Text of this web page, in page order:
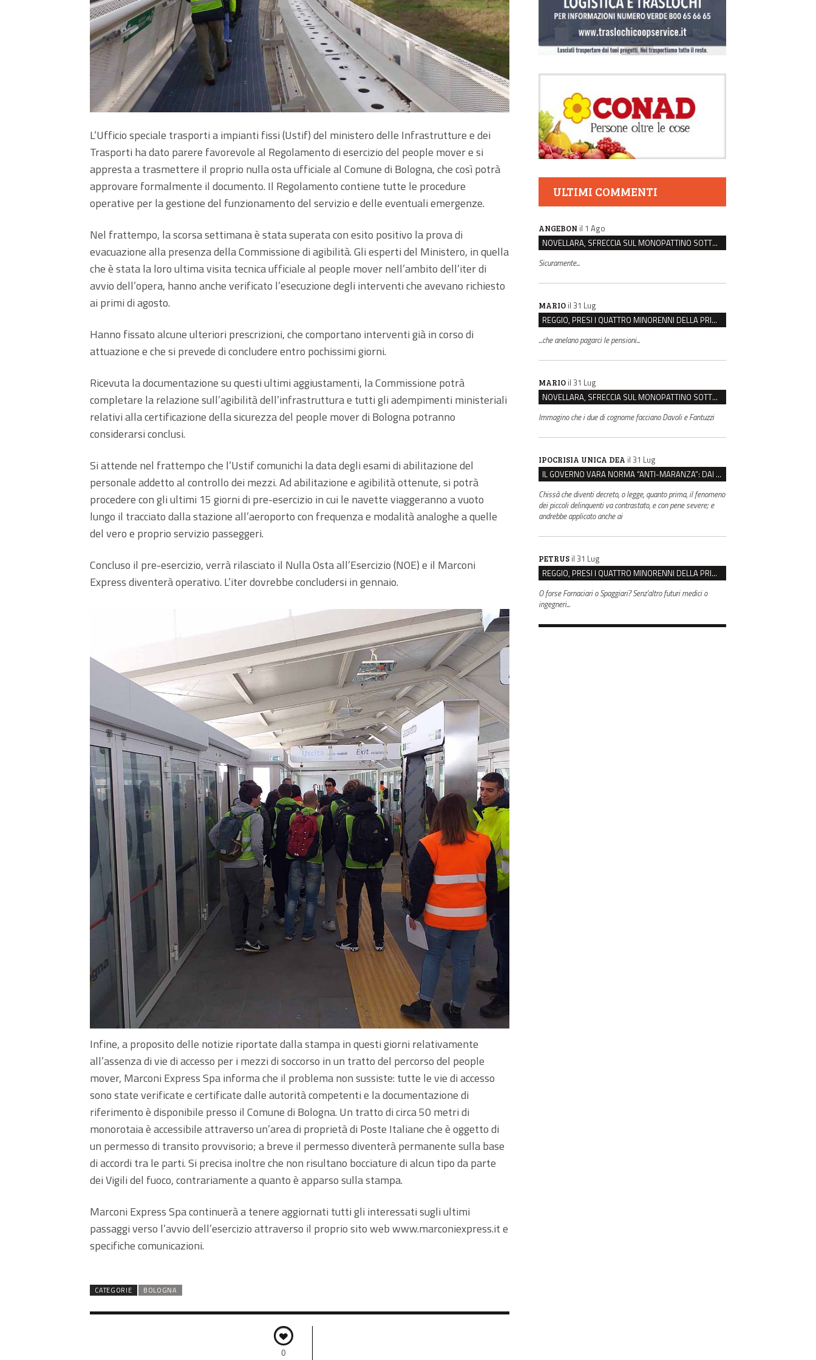
L’Ufficio speciale trasporti a impianti fissi (Ustif) del ministero delle Infrastrutture e dei
Trasporti ha dato parere favorevole al Regolamento di esercizio del people mover e si
appresta a trasmettere il proprio nulla osta ufficiale al Comune di Bologna, che così potrà
approvare formalmente il documento. Il Regolamento contiene tutte le procedure
operative per la gestione del funzionamento del servizio e delle eventuali emergenze.
Nel frattempo, la scorsa settimana è stata superata con esito positivo la prova di
evacuazione alla presenza della Commissione di agibilità. Gli esperti del Ministero, in quella
che è stata la loro ultima visita tecnica ufficiale al people mover nell’ambito dell’iter di
avvio dell’opera, hanno anche verificato l’esecuzione degli interventi che avevano richiesto
ai primi di agosto.
Hanno fissato alcune ulteriori prescrizioni, che comportano interventi già in corso di
attuazione e che si prevede di concludere entro pochissimi giorni.
Ricevuta la documentazione su questi ultimi aggiustamenti, la Commissione potrà
completare la relazione sull’agibilità dell’infrastruttura e tutti gli adempimenti ministeriali
relativi alla certificazione della sicurezza del people mover di Bologna potranno
considerarsi conclusi.
Si attende nel frattempo che l’Ustif comunichi la data degli esami di abilitazione del
personale addetto al controllo dei mezzi. Ad abilitazione e agibilità ottenute, si potrà
procedere con gli ultimi 15 giorni di pre-esercizio in cui le navette viaggeranno a vuoto
lungo il tracciato dalla stazione all’aeroporto con frequenza e modalità analoghe a quelle
del vero e proprio servizio passeggeri.
Concluso il pre-esercizio, verrà rilasciato il Nulla Osta all’Esercizio (NOE) e il Marconi
Express diventerà operativo. L’iter dovrebbe concludersi in gennaio.
Infine, a proposito delle notizie riportate dalla stampa in questi giorni relativamente
all’assenza di vie di accesso per i mezzi di soccorso in un tratto del percorso del people
mover, Marconi Express Spa informa che il problema non sussiste: tutte le vie di accesso
sono state verificate e certificate dalle autorità competenti e la documentazione di
riferimento è disponibile presso il Comune di Bologna. Un tratto di circa 50 metri di
monorotaia è accessibile attraverso un’area di proprietà di Poste Italiane che è oggetto di
un permesso di transito provvisorio; a breve il permesso diventerà permanente sulla base
di accordi tra le parti. Si precisa inoltre che non risultano bocciature di alcun tipo da parte
dei Vigili del fuoco, contrariamente a quanto è apparso sulla stampa.
Marconi Express Spa continuerà a tenere aggiornati tutti gli interessati sugli ultimi
passaggi verso l’avvio dell’esercizio attraverso il proprio sito web www.marconiexpress.it e
specifiche comunicazioni.
CATEGORIE BOLOGNA
0
ULTIMI COMMENTI
ANGEBON il 1 Ago
NOVELLARA, SFRECCIA SUL MONOPATTINO SOTTO I PORTICI E AGGREDISCE CHI LO RIMPROVERA
Sicuramente...
MARIO il 31 Lug
REGGIO, PRESI I QUATTRO MINORENNI DELLA PRIMA RAPINA ALLA FARMACIA DI COVIOLO
...che anelano pagarci le pensioni...
MARIO il 31 Lug
NOVELLARA, SFRECCIA SUL MONOPATTINO SOTTO I PORTICI E AGGREDISCE CHI LO RIMPROVERA
Immagino che i due di cognome facciano Davoli e Fantuzzi
IPOCRISIA UNICA DEA il 31 Lug
IL GOVERNO VARA NORMA “ANTI-MARANZA”: DAI 14 ANNI MINORENNI IMPUTABILI “FINO A PROVA CONTRARIA”
Chissà che diventi decreto, o legge, quanto prima, il fenomeno
dei piccoli delinquenti va contrastato, e con pene severe; e
andrebbe applicato anche ai
PETRUS il 31 Lug
REGGIO, PRESI I QUATTRO MINORENNI DELLA PRIMA RAPINA ALLA FARMACIA DI COVIOLO
O forse Fornaciari o Spaggiari? Senz'altro futuri medici o
ingegneri...